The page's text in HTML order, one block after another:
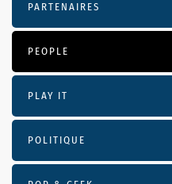
PARTENAIRES
PEOPLE
PLAY IT
POLITIQUE